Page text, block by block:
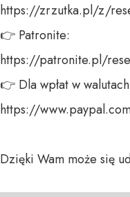
https://zrzutka.pl/z/
👉 Patronite:
https://patronite.pl/
👉 Dla wpłat w
https://
Dzięki Wam może się